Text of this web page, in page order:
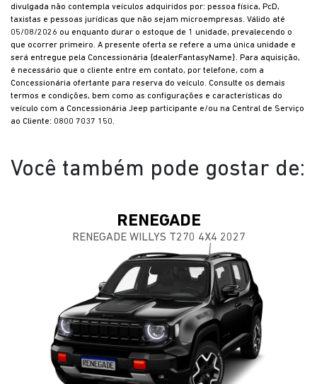
divulgada não contempla veículos adquiridos por: pessoa física, PcD,
taxistas e pessoas jurídicas que não sejam microempresas. Válido até
05/08/2026 ou enquanto durar o estoque de 1 unidade, prevalecendo o
que ocorrer primeiro. A presente oferta se refere a uma única unidade e
será entregue pela Concessionária {dealerFantasyName}. Para aquisição,
é necessário que o cliente entre em contato, por telefone, com a
Concessionária ofertante para reserva do veículo. Consulte os demais
termos e condições, bem como as configurações e características do
veículo com a Concessionária Jeep participante e/ou na Central de Serviço
ao Cliente: 0800 7037 150.
Você também pode gostar de:
RENEGADE
RENEGADE WILLYS T270 4X4 2027